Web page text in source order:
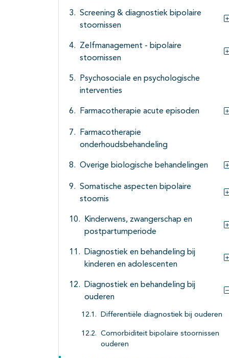
Screening & diagnostiek bipolaire
stoornissen
Zelfmanagement - bipolaire
stoornissen
Psychosociale en psychologische
interventies
Farmacotherapie acute episoden
Farmacotherapie
onderhoudsbehandeling
Overige biologische behandelingen
Somatische aspecten bipolaire
stoornis
Kinderwens, zwangerschap en
postpartumperiode
Diagnostiek en behandeling bij
kinderen en adolescenten
Diagnostiek en behandeling bij
ouderen
Differentiële diagnostiek bij ouderen
Comorbiditeit bipolaire stoornissen
ouderen